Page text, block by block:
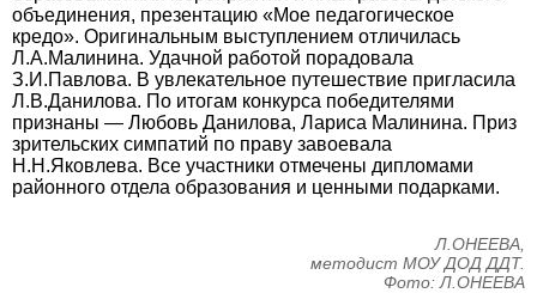
объединения, презентацию «Мое педагогическое
кредо». Оригинальным выступлением отличилась
Л.А.Малинина. Удачной работой порадовала
З.И.Павлова. В увлекательное путешествие пригласила
Л.В.Данилова. По итогам конкурса победителями
признаны — Любовь Данилова, Лариса Малинина. Приз
зрительских симпатий по праву завоевала
Н.Н.Яковлева. Все участники отмечены дипломами
районного отдела образования и ценными подарками.
Л.ОНЕЕВА,
методист МОУ ДОД ДДТ.
Фото: Л.ОНЕЕВА